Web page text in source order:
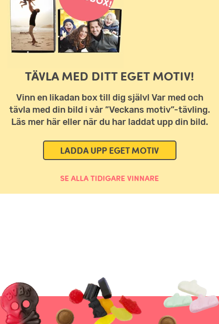
TÄVLA MED DITT EGET MOTIV!
Vinn en likadan box till dig själv! Var med och
tävla med din bild i vår ”Veckans motiv”-tävling.
Läs mer här eller när du har laddat upp din bild.
LADDA UPP EGET MOTIV
SE ALLA TIDIGARE VINNARE